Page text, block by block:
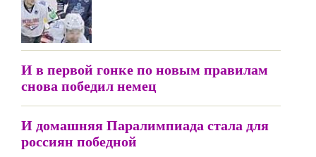
И в первой гонке по новым правилам
снова победил немец
И домашняя Паралимпиада стала для
россиян победной